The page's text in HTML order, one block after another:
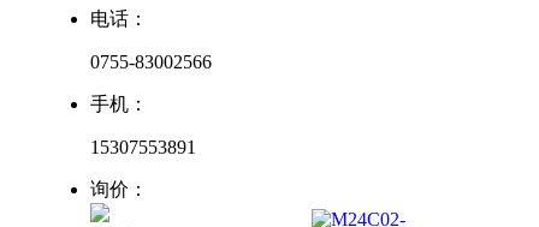
电话：
0755-83002566
手机：
15307553891
询价：